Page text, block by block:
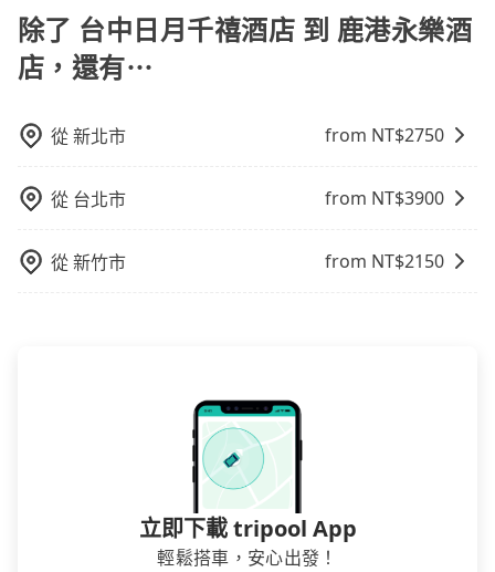
下，旅步的包車服務價格相對更為透明和具體，一般是
按照包車時間和里程、車型來計費，價格在網站上公開
透明，方便客戶可以更加準確地了解行程所需時間和費
地區、價位、人數、特殊需求來搜尋適合的旅店與房
型，更重要的是通常價格是官網的6~8折，如果又有加入
會員或者使用特定的信用卡，還可以累積點數做現金回
有Booking.com、Agoda.com、Hotels.com、
Expedia.com、Trip.com等。正常來說，線上刷卡付款
完後預定就完成，事先不用電話確認空房，事後也不用
告知付款完畢，一切都能在網路上操作。但有些較冷門
賣的現象，便有可能到了現場卻沒房可住的窘境，所以
介意多花一點錢省下這些瑣碎的事，台灣本土的AsiaYo
或者國際Airbnb都值得推薦。
除了 台中日月千禧酒店 到 鹿港永樂酒
店，還有⋯
從新北市 from NT$2750
從 台北市 from NT$3900
從新竹市 from NT$2150
立即下載 tripool App
輕鬆搭車，安心出發！